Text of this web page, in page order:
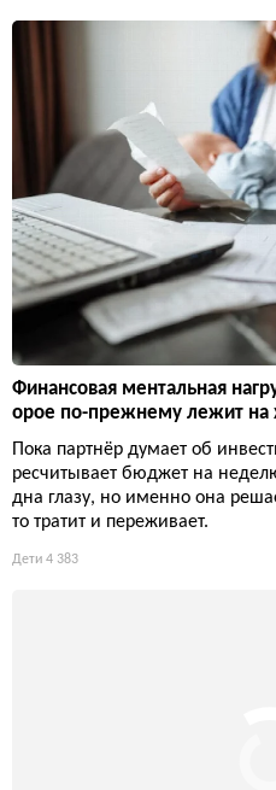
Финансовая ментальная
орое по-прежнему лежит
Пока партнёр думает об
ресчитывает бюджет на
дна глазу, но именно она
то тратит и переживает.
Дети 4 383